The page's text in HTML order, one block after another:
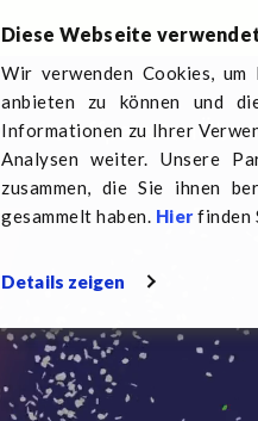
Diese Webseite
Wir verwenden Cookies,
anbieten zu können und
Informationen zu Ihrer
Analysen weiter. Unsere
zusammen, die Sie ihnen
gesammelt haben. Hierfinden
Details zeigen
KunststoffpalettenÜber